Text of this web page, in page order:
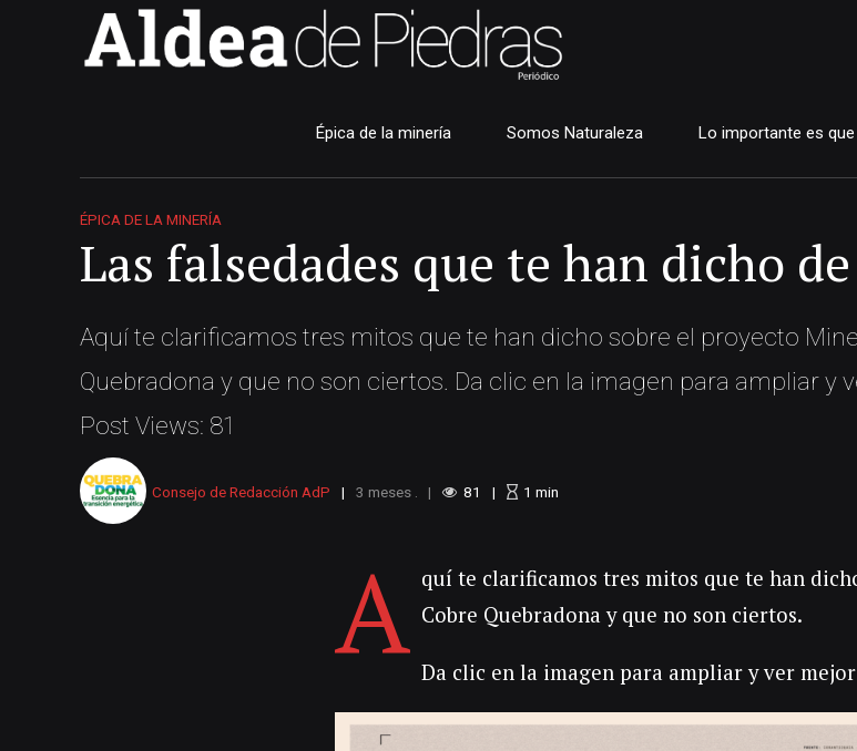
Épica de la minería Somos Naturaleza Lo importante es
ÉPICA DE LA MINERÍA
Las falsedades que te han dicho
Aquí te clarificamos tres mitos que te han dicho sobre el proyecto
Quebradona y que no son ciertos. Da clic en la imagen para ampliar y
Post Views: 81
Consejo de Redacción AdP 3 meses . 81 1 min
A quí te clarificamos tres mitos que te han
Cobre Quebradona y que no son ciertos.
Da clic en la imagen para ampliar y ver